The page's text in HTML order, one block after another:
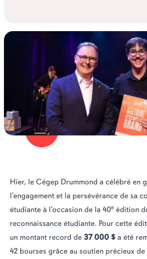
Hier, le Cégep Drummond a célébré en
l’engagement et la persévérance de sa
étudiante à l’occasion de la 40e édition
reconnaissance étudiante. Pour cette
un montant record de 37 000 $ a été
42 bourses grâce au soutien précieux